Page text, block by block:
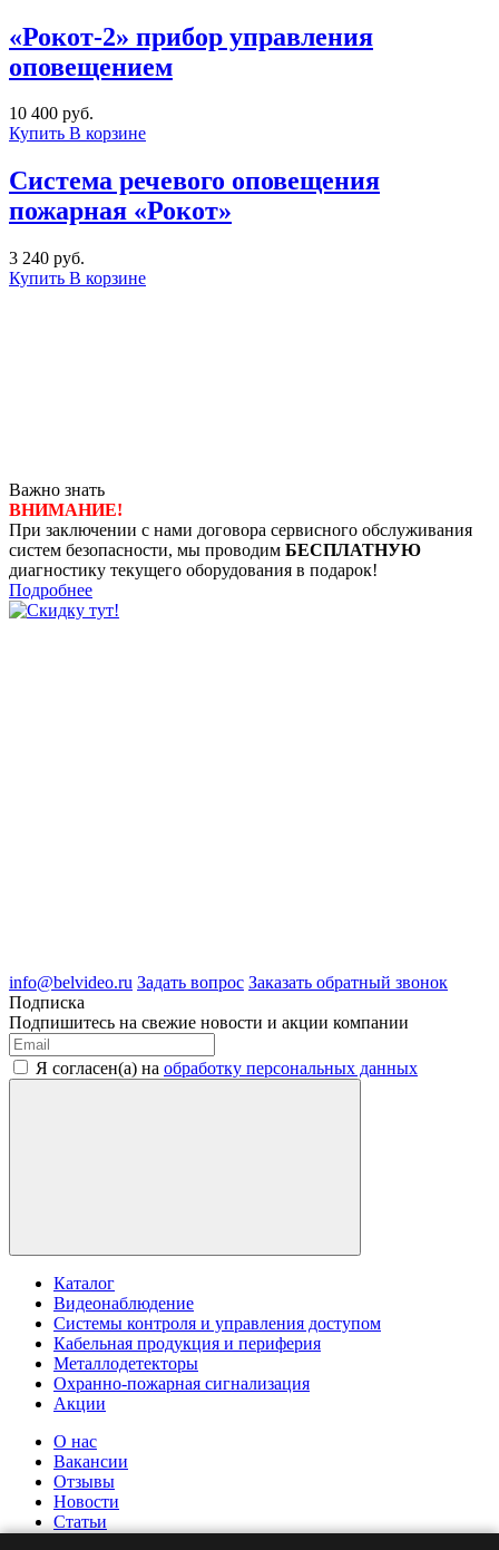
«Рокот-2» прибор управления
оповещением
10 400 руб.
Купить В корзине
Система речевого оповещения
пожарная «Рокот»
3 240 руб.
Купить В корзине
Важно знать
ВНИМАНИЕ!
При заключении с нами договора сервисного обслуживания
систем безопасности, мы проводим БЕСПЛАТНУЮ
диагностику текущего оборудования в подарок!
Подробнее
info@belvideo.ru Задать вопрос Заказать обратный звонок
Подписка
Подпишитесь на свежие новости и акции компании
Я согласен(а) на обработку персональных данных
Каталог
Видеонаблюдение
Системы контроля и управления доступом
Кабельная продукция и периферия
Металлодетекторы
Охранно-пожарная сигнализация
Акции
О нас
Вакансии
Отзывы
Новости
Статьи